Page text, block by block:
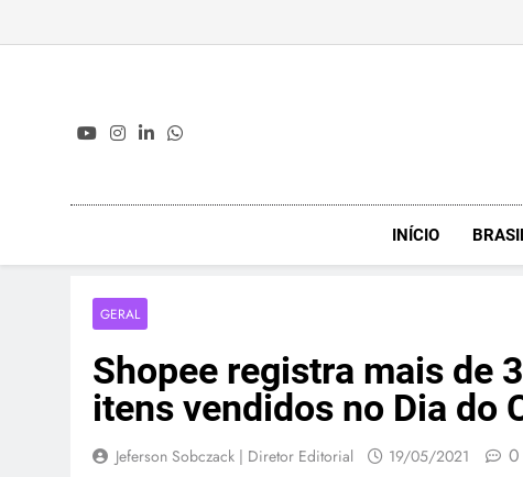
INÍCIO
GERAL
Shopee registra mais de
itens vendidos no Dia do
Jeferson Sobczack | Diretor Editorial 19/05/2021 0